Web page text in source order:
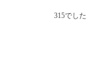
315でした